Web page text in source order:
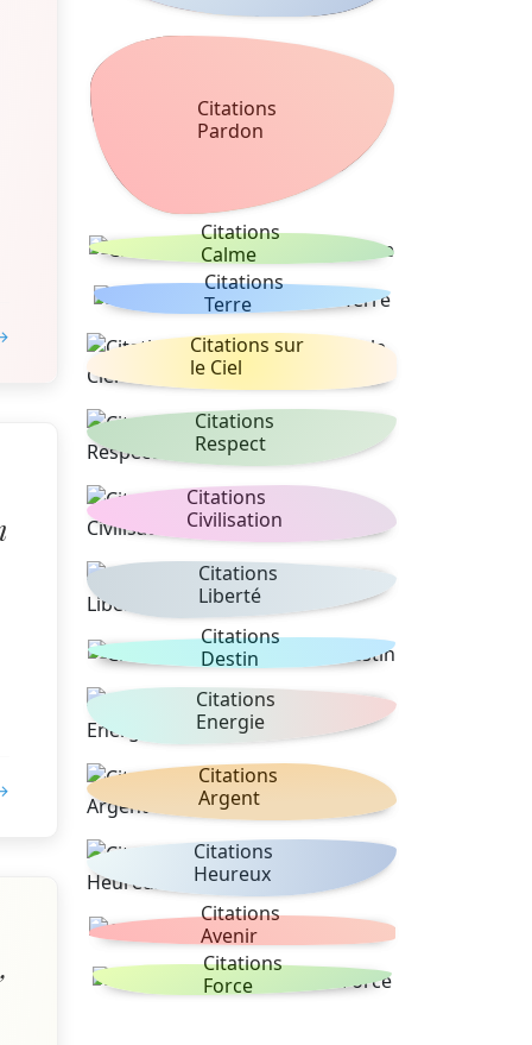
Citations
Pardon
Citations
Calme
Citations
Terre
Citations sur
le Ciel
Citations
Respect
Citations
Civilisation
Citations
Liberté
Citations
Destin
Citations
Energie
Citations
Argent
Citations
Heureux
Citations
Avenir
Citations
Force